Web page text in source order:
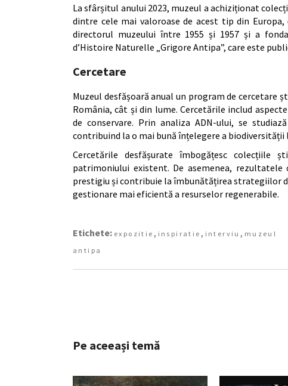
La sfârșitul anului 2023, muzeul a achiziționat
dintre cele mai valoroase de acest tip din
directorul muzeului între 1955 și 1957 și a
d’Histoire Naturelle „Grigore Antipa”, care este
Cercetare
Muzeul desfășoară anual un program de cercetare
România, cât și din lume. Cercetările includ
de conservare. Prin analiza ADN-ului, se
contribuind la o mai bună înțelegere a biodiversității
Cercetările desfășurate îmbogățesc colecțiile
patrimoniului existent. De asemenea,
prestigiu și contribuie la îmbunătățirea strategiilor
gestionare mai eficientă a resurselor regenerabile.
Etichete: expozitie , inspiratie , interviu , muzeul
antipa
Pe aceeași temă